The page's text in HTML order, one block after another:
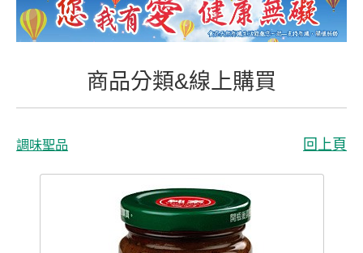
客戶付費回傳
商品分類&線上購買
調味聖品 回上頁